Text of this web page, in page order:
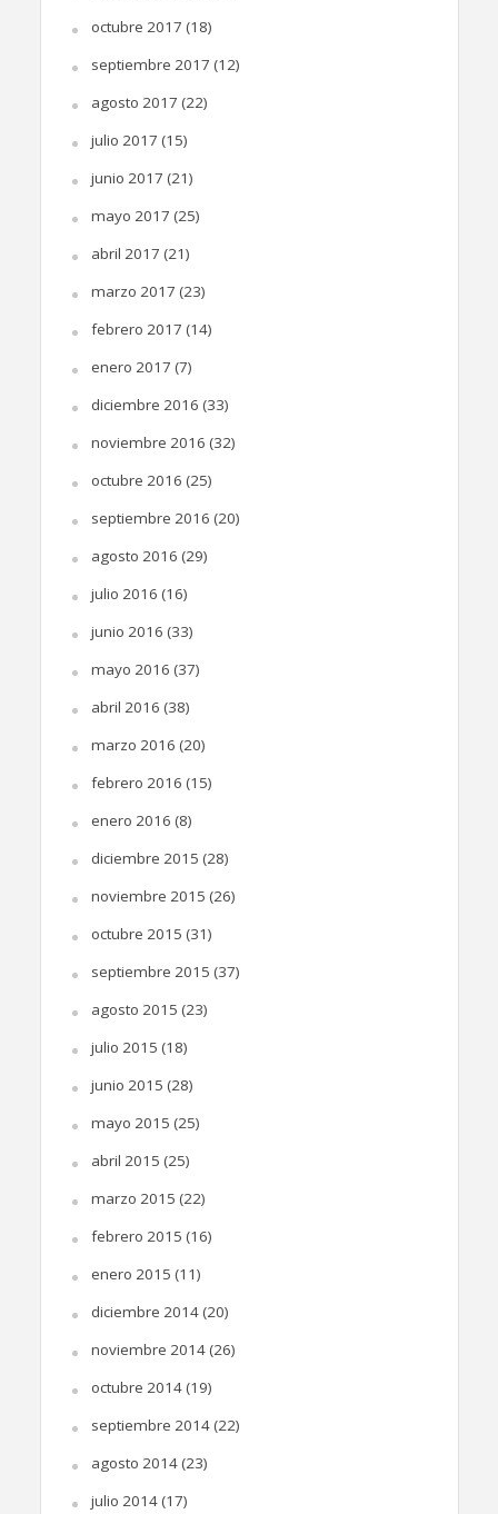
octubre 2017 (18)
septiembre 2017 (12)
agosto 2017 (22)
julio 2017 (15)
junio 2017 (21)
mayo 2017 (25)
abril 2017 (21)
marzo 2017 (23)
febrero 2017 (14)
enero 2017 (7)
diciembre 2016 (33)
noviembre 2016 (32)
octubre 2016 (25)
septiembre 2016 (20)
agosto 2016 (29)
julio 2016 (16)
junio 2016 (33)
mayo 2016 (37)
abril 2016 (38)
marzo 2016 (20)
febrero 2016 (15)
enero 2016 (8)
diciembre 2015 (28)
noviembre 2015 (26)
octubre 2015 (31)
septiembre 2015 (37)
agosto 2015 (23)
julio 2015 (18)
junio 2015 (28)
mayo 2015 (25)
abril 2015 (25)
marzo 2015 (22)
febrero 2015 (16)
enero 2015 (11)
diciembre 2014(20)
noviembre 2014(26)
octubre 2014(19)
septiembre 2014(22)
agosto 2014(23)
julio 2014(17)